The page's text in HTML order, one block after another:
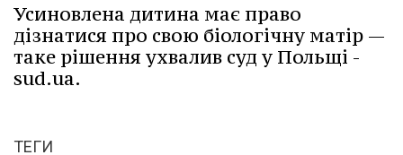
Усиновлена дитина має право
дізнатися про свою біологічну матір —
таке рішення ухвалив суд у Польщі -
sud.ua.
ТЕГИ